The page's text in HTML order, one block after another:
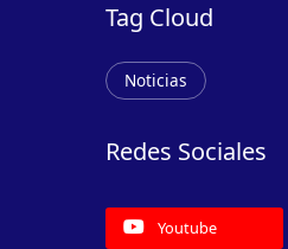
Tag Cloud
Noticias
Redes Sociales
Youtube